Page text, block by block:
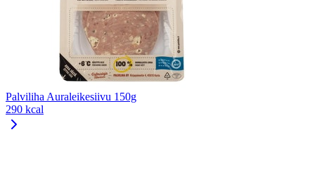
Palviliha Auraleikesiivu 150g
290 kcal